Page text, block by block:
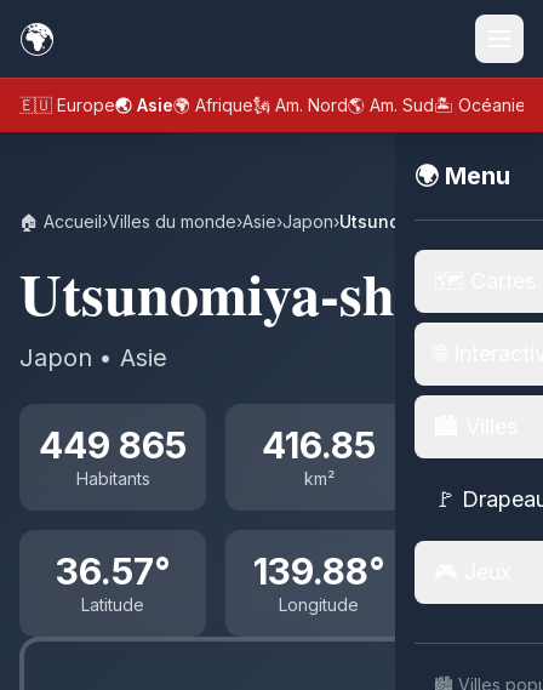
🌍
🇪🇺 Europe🌏 Asie🌍 Afrique🗽 Am. Nord🌎 Am. Sud🏝️ Océanie
🌍 Menu
🚩
🏙️ Villes
🏠 Accueil›Villes du monde›Asie›Japon›Utsunomiya-shi
Utsunomiya-shi
Japon • Asie
449 865
Habitants
416.85
km²
36.57°
Latitude
139.88°
Longitude